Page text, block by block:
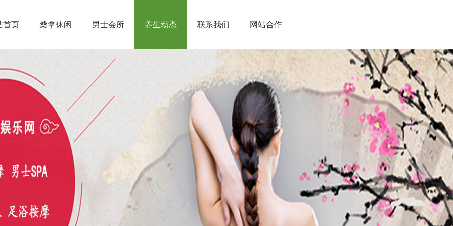
首页 桑拿休闲 男士会所 养生动态 联系我们 网站合作